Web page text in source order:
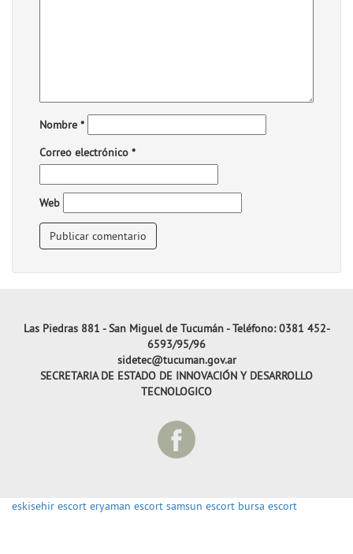
Nombre *
Correo electrónico *
Web
Las Piedras 881 - San Miguel de Tucumán - Teléfono: 0381 452-
6593/95/96
sidetec@tucuman.gov.ar
SECRETARIA DE ESTADO DE INNOVACIÓN Y DESARROLLO
TECNOLOGICO
eskisehir escort eryaman escort samsun escort bursa escort